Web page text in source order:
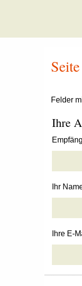
Felder
Ihre
Ihr
Ihre E-